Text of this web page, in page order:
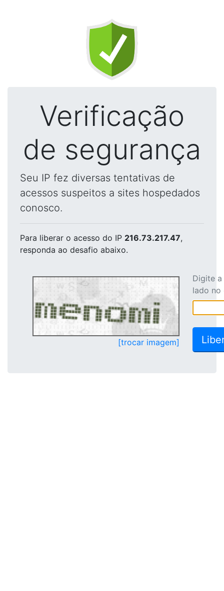
Verificação
de segurança
Seu IP fez diversas tentativas de
acessos suspeitos a sites hospedados
conosco.
Para liberar o acesso do IP 216.73.217.47,
responda ao desafio abaixo.
[trocar imagem]
Digite
lado no